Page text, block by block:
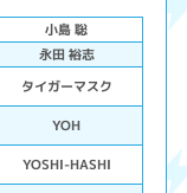
小島 聡
永田 裕志
タイガーマスク
YOH
YOSHI-HASHI